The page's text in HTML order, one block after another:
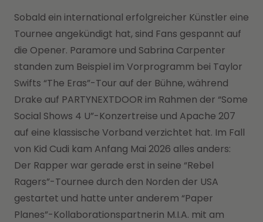
Sobald ein international erfolgreicher Künstler eine
Tournee angekündigt hat, sind Fans gespannt auf
die Opener. Paramore und Sabrina Carpenter
standen zum Beispiel im Vorprogramm bei Taylor
Swifts “The Eras”-Tour auf der Bühne, während
Drake auf PARTYNEXTDOOR im Rahmen der “Some
Social Shows 4 U”-Konzertreise und Apache 207
auf eine klassische Vorband verzichtet hat. Im Fall
von Kid Cudi kam Anfang Mai 2026 alles anders:
Der Rapper war gerade erst in seine “Rebel
Ragers”-Tournee durch den Norden der USA
gestartet und hatte unter anderem “Paper
Planes”-Kollaborationspartnerin M.I.A. mit am